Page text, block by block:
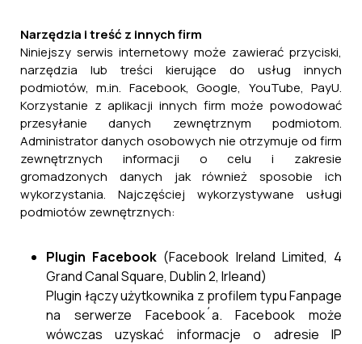
Program Ochrony Ludności i Obrony Cywilnej
na lata 2025-2026 - Budowa magazynu oc na
działce nr 113/20 w Nowym Siole - etap II
29 kwietnia, 2026
Narzędzia i treść z innych firm
Niniejszy serwis internetowy może zawierać przyciski,
narzędzia lub treści kierujące do usług innych
podmiotów, m.in. Facebook, Google, YouTube, PayU.
Korzystanie z aplikacji innych firm może powodować
przesyłanie danych zewnętrznym podmiotom.
Administrator danych osobowych nie otrzymuje od firm
zewnętrznych informacji o celu i zakresie
gromadzonych danych jak również sposobie ich
wykorzystania. Najczęściej wykorzystywane usługi
podmiotów zewnętrznych:
Plugin Facebook (Facebook Ireland Limited, 4
Grand Canal Square, Dublin 2, Irleand)
Plugin łączy użytkownika z profilem typu Fanpage
na serwerze Facebook´a. Facebook może
wówczas uzyskać informacje o adresie IP